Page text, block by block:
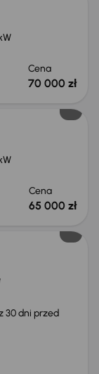
Cena
70 000 zł
Cena
65 000 zł
30 dni przed